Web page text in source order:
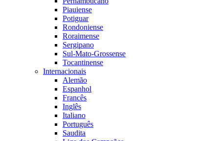
Piauiense
Potiguar
Rondoniense
Roraimense
Sergipano
Sul-Mato-Grossense
Tocantinense
Internacionais
Alemão
Espanhol
Francês
Inglês
Italiano
Português
Saudita